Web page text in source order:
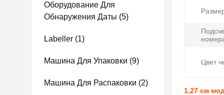
Оборудование Для
Обнаружения Даты (5)
Labeller (1)
Машина Для Упаковки (9)
Машина Для Распаковки (2)
Цвет
1.27 см